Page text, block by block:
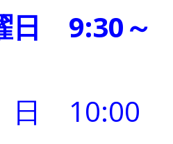
日 9:30～
10:00